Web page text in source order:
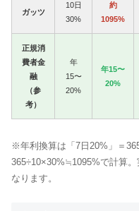
ガッツ
10日
30%
約
1095%
正規消
費者金
融
（参
考）
年
15〜
20%
年15〜
20%
※年利換算は「7日20%」＝
365÷10×30%≒1095%で計算
なります。